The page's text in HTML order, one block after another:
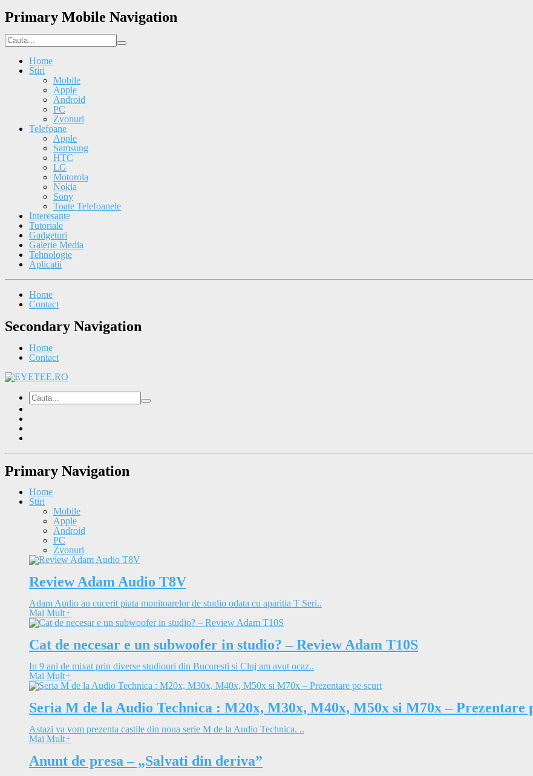
Primary Mobile Navigation
Home
Stiri
Mobile
Apple
Android
PC
Zvonuri
Telefoane
Apple
Samsung
HTC
LG
Motorola
Nokia
Sony
Toate Telefoanele
Interesante
Tutoriale
Gadgeturi
Galerie Media
Tehnologie
Aplicatii
Home
Contact
Secondary Navigation
Home
Contact
Primary Navigation
Home
Stiri
Mobile
Apple
Android
PC
Zvonuri
Review Adam Audio T8V
Adam Audio au cucerit piata monitoarelor de studio odata cu aparitia T Seri..
Mai Mult+
Cat de necesar e un subwoofer in studio? – Review Adam T10S
In 9 ani de mixat prin diverse studiouri din Bucuresti si Cluj am avut ocaz..
Mai Mult+
Seria M de la Audio Technica : M20x, M30x, M40x, M50x si M70x – Prezentare
Astazi va vom prezenta castile din noua serie M de la Audio Technica. ..
Mai Mult+
Anunt de presa – „Salvati din deriva”